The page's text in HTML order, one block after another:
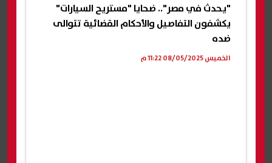
"يحدث في مصر".. ضحايا "مستريح السيارات"
يكشفون التفاصيل والأحكام القضائية تتوالى
ضده
الخميس 08/05/2025 11:22 م